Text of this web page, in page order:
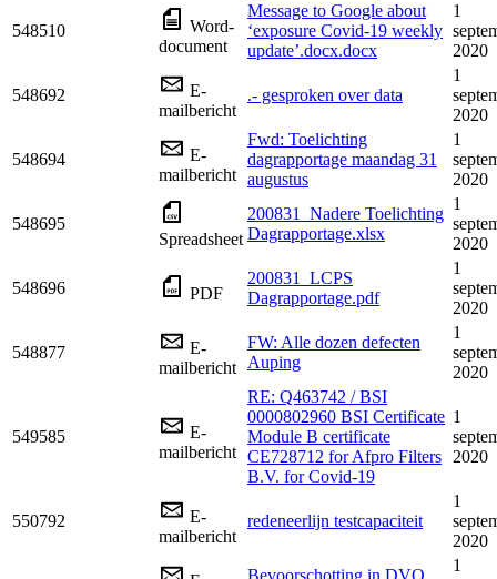
548510
Word-
document
Message to Google about
‘exposure Covid-19 weekly
update’.docx.docx
1
2020
548692
E-
mailbericht
.- gesproken over data
1
2020
548694
E-
mailbericht
Fwd: Toelichting
dagrapportage maandag 31
augustus
1
2020
548695
Spreadsheet
200831_Nadere Toelichting
Dagrapportage.xlsx
1
2020
548696 PDF
200831_LCPS
Dagrapportage.pdf
1
2020
548877
E-
mailbericht
FW: Alle dozen defecten
Auping
1
2020
549585
E-
mailbericht
RE: Q463742 / BSI
0000802960 BSI Certificate
Module B certificate
CE728712 for Afpro Filters
B.V. for Covid-19
1
2020
550792
E-
mailbericht
redeneerlijn testcapaciteit
1
2020
1